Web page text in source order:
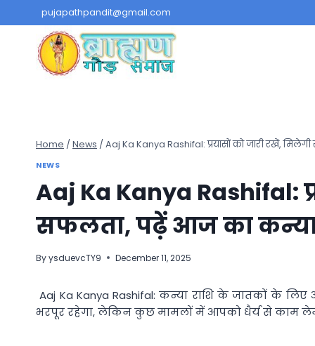
to
content
pujapathpandit@gmail.com
Home / News / Aaj Ka Kanya Rashifal: प्रयासों को जारी रखें,
NEWS
Aaj Ka Kanya Rashifal:
सफलता, पढ़ें आज का
ByysduevcTY9 December 11, 2025
Aaj Ka Kanya Rashifal: कन्या राशि के जातकों के
भरपूर रहेगा, लेकिन कुछ मामलों में आपको धैर्य से काम